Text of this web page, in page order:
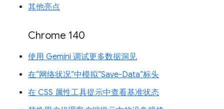
其他亮点
Chrome 140
使用 Gemini 调试更多数据洞见
在“网络状况”中模拟“Save-Data”标头
在 CSS 属性工具提示中查看基准状态